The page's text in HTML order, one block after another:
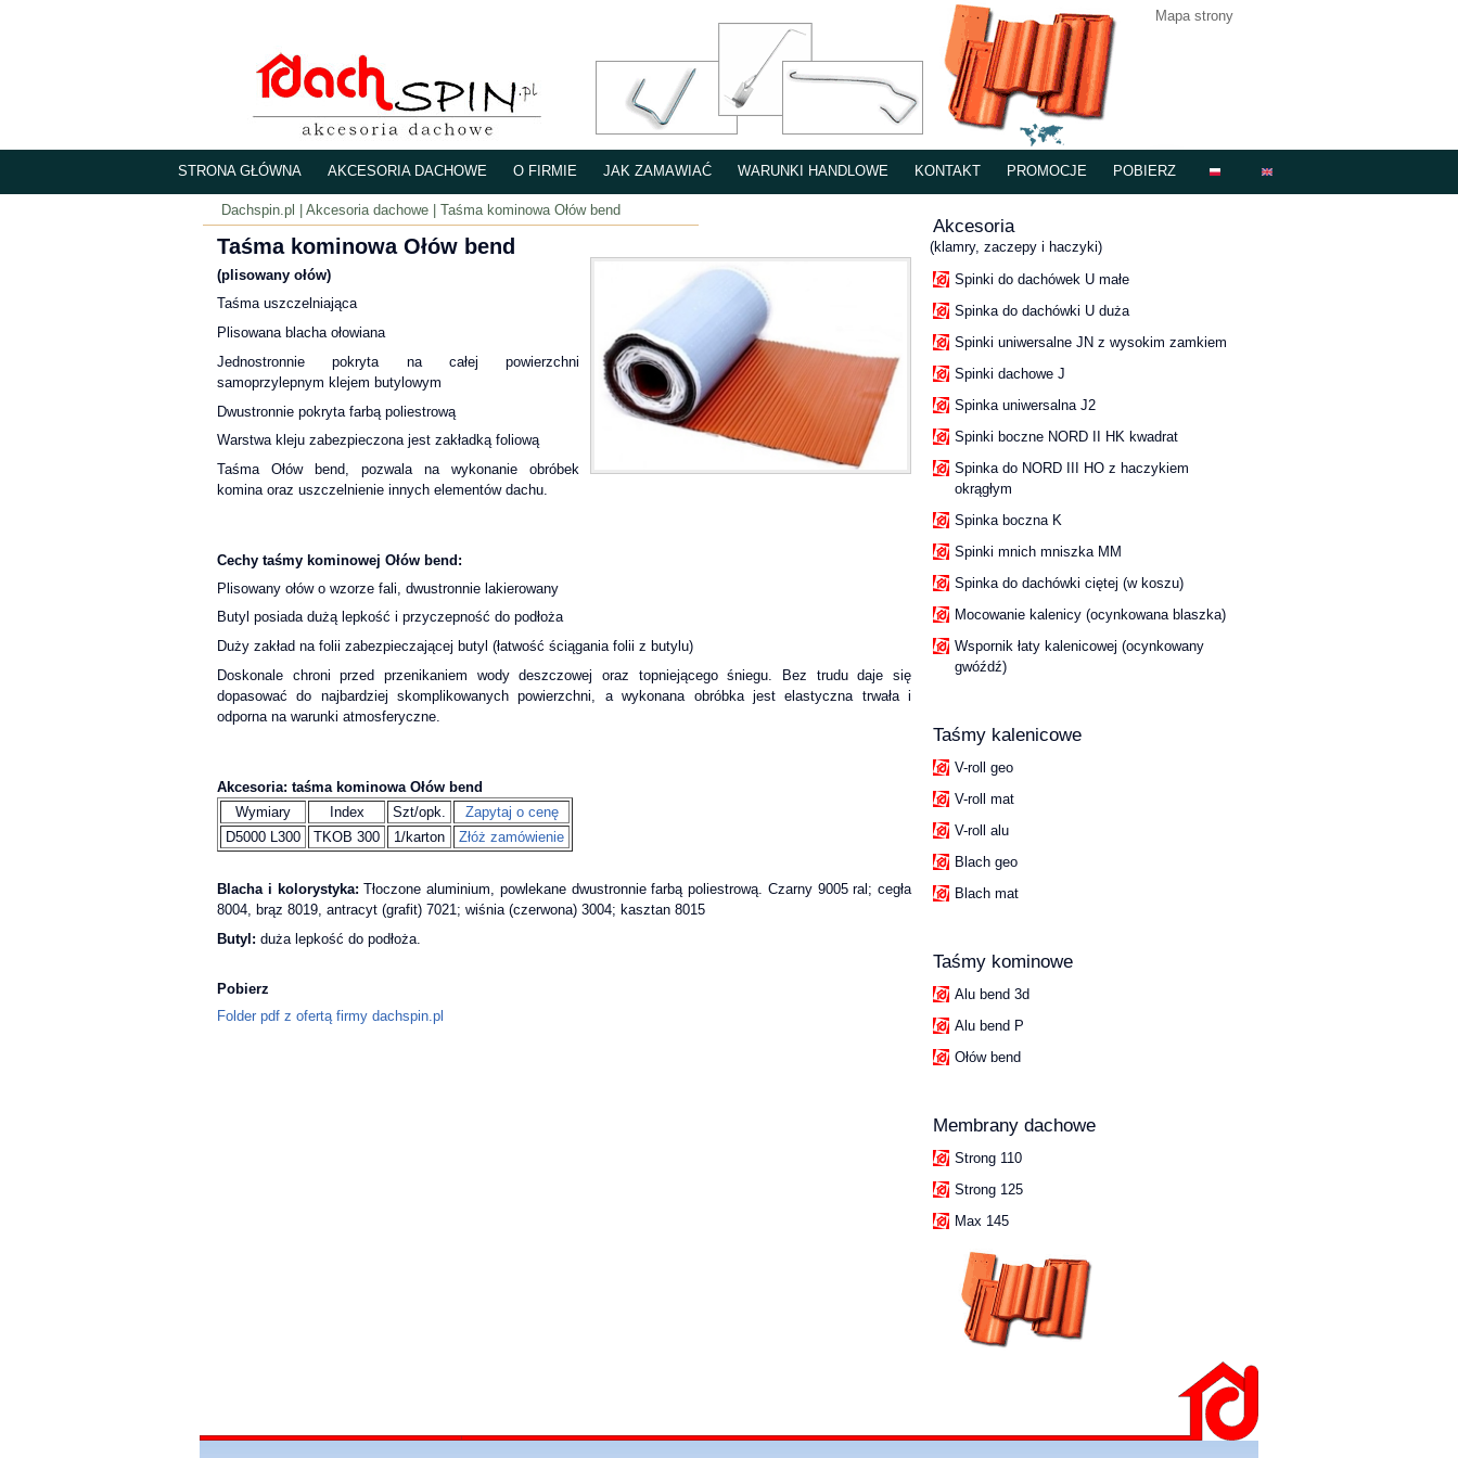
Mapa strony
STRONA GŁÓWNA AKCESORIA DACHOWE O FIRMIE JAK ZAMAWIAĆ WARUNKI HANDLOWE KONTAKT PROMOCJE POBIERZ
Akcesoria
(klamry, zaczepy i haczyki)
Spinki do dachówek U małe
Spinka do dachówki U duża
Spinki uniwersalne JN z wysokim zamkiem
Spinki dachowe J
Spinka uniwersalna J2
Spinki boczne NORD II HK kwadrat
Spinka do NORD III HO z haczykiem
okrągłym
Spinka boczna K
Spinki mnich mniszka MM
Spinka do dachówki ciętej (w koszu)
Mocowanie kalenicy (ocynkowana blaszka)
Wspornik łaty kalenicowej (ocynkowany
gwóźdź)
Taśmy kalenicowe
V-roll geo
V-roll mat
V-roll alu
Blach geo
Blach mat
Taśmy kominowe
Alu bend 3d
Alu bend P
Ołów bend
Membrany dachowe
Strong 110
Strong 125
Max 145
Dachspin.pl | Akcesoria dachowe | Taśma kominowa Ołów bend
Taśma kominowa Ołów bend
(plisowany ołów)
Taśma uszczelniająca
Plisowana blacha ołowiana
Jednostronnie pokryta na całej powierzchni
samoprzylepnym klejem butylowym
Dwustronnie pokryta farbą poliestrową
Warstwa kleju zabezpieczona jest zakładką foliową
Taśma Ołów bend, pozwala na wykonanie obróbek
komina oraz uszczelnienie innych elementów dachu.
Cechy taśmy kominowej Ołów bend:
Plisowany ołów o wzorze fali, dwustronnie lakierowany
Butyl posiada dużą lepkość i przyczepność do podłoża
Duży zakład na folii zabezpieczającej butyl (łatwość ściągania folii z butylu)
Doskonale chroni przed przenikaniem wody deszczowej oraz topniejącego śniegu. Bez trudu daje się
dopasować do najbardziej skomplikowanych powierzchni, a wykonana obróbka jest elastyczna trwała i
odporna na warunki atmosferyczne.
Akcesoria: taśma kominowa Ołów bend
Wymiary
Index Szt/opk.
Zapytaj o cenę
D5000 L300
TKOB 300 1/karton Złóż zamówienie
Blacha i kolorystyka: Tłoczone aluminium, powlekane dwustronnie farbą poliestrową. Czarny 9005 ral; cegła
8004, brąz 8019, antracyt (grafit) 7021; wiśnia (czerwona) 3004; kasztan 8015
Butyl: duża lepkość do podłoża.
Pobierz
Folder pdf z ofertą firmy dachspin.pl